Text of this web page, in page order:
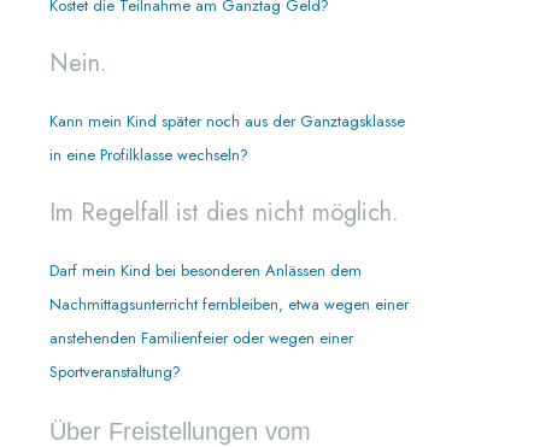
Kostet die Teilnahme am Ganztag Geld?
Nein.
Kann mein Kind später noch aus der Ganztagsklasse
in eine Profilklasse wechseln?
Im Regelfall ist dies nicht möglich.
Darf mein Kind bei besonderen Anlässen dem
Nachmittagsunterricht fernbleiben, etwa wegen einer
anstehenden Familienfeier oder wegen einer
Sportveranstaltung?
Über Freistellungen vom